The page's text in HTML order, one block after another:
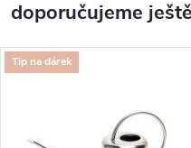
doporučujeme
Tip na dárek